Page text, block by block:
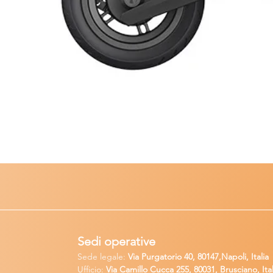
Sedi operative
Sede legale:Via Purgatorio 40, 80147,Napoli, Italia
Ufficio:Via Camillo Cucca 255, 80031, Brusciano,